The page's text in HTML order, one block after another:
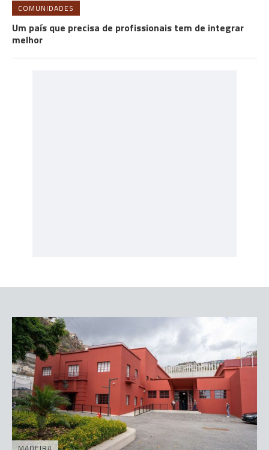
COMUNIDADES
Um país que precisa de profissionais tem de integrar
melhor
MADEIRA